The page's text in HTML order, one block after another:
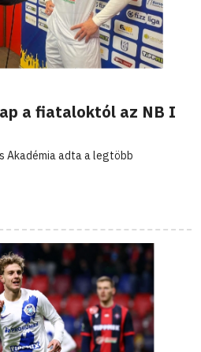
a fiataloktól az NB I
Akadémia adta a legtöbb